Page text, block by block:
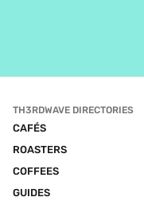
TH3RDWAVE DIRECTORIES
CAFÉS
ROASTERS
COFFEES
GUIDES